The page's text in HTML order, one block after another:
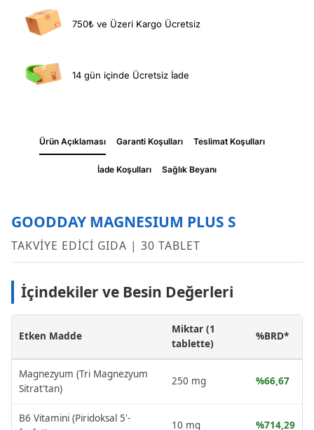
750₺ ve Üzeri Kargo Ücretsiz
14 gün içinde Ücretsiz İade
Ürün Açıklaması Garanti Koşulları Teslimat Koşulları
İade Koşulları Sağlık Beyanı
GOODDAY MAGNESIUM PLUS S
TAKVİYE EDİCİ GIDA | 30 TABLET
İçindekiler ve Besin Değerleri
Etken Madde
Miktar (1
tablette)
%BRD*
Magnezyum (Tri Magnezyum
Sitrat'tan)
250 mg %66,67
B6 Vitamini (Piridoksal 5'-
10 mg %714,29